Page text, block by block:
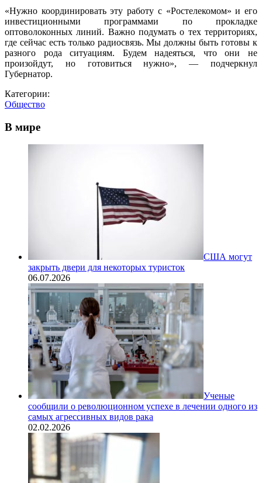
«Нужно координировать эту работу с «Ростелекомом» и его
инвестиционными программами по прокладке
оптоволоконных линий. Важно подумать о тех территориях,
где сейчас есть только радиосвязь. Мы должны быть готовы к
разного рода ситуациям. Будем надеяться, что они не
произойдут, но готовиться нужно», — подчеркнул
Губернатор.
Категории:
Общество
В мире
США могут
закрыть двери для некоторых туристок
06.07.2026
Ученые
сообщили о революционном успехе в лечении одного из
самых агрессивных видов рака
02.02.2026